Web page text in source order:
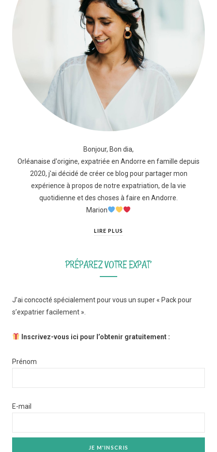
Bonjour, Bon dia,
Orléanaise d'origine, expatriée en Andorre en famille depuis
2020, j'ai décidé de créer ce blog pour partager mon
expérience à propos de notre expatriation, de la vie
quotidienne et des choses à faire en Andorre.
Marion
LIRE PLUS
PRÉPAREZ VOTRE EXPAT’
J’ai concocté spécialement pour vous un super « Pack pour
s’expatrier facilement ».
Inscrivez-vous ici pour l’obtenir gratuitement :
Prénom
E-mail